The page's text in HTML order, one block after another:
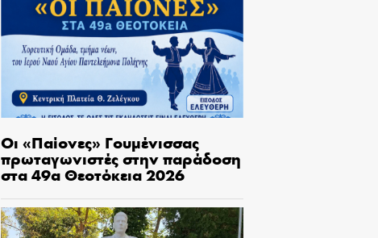
Οι «Παίονες» Γουμένισσας
πρωταγωνιστές στην παράδοση
στα 49α Θεοτόκεια 2026